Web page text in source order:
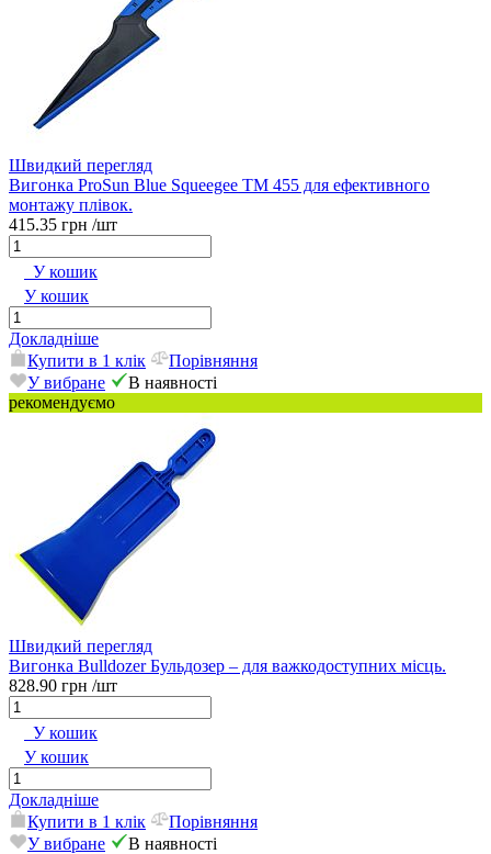
Швидкий перегляд
Вигонка ProSun Blue Squeegee ТМ 455 для ефективного
монтажу плівок.
415.35 грн /шт
У кошик
У кошик
Докладніше
Купити в 1 клік
Порівняння
У вибране
В наявності
рекомендуємо
Швидкий перегляд
Вигонка Bulldozer Бульдозер – для важкодоступних місць.
828.90 грн /шт
У кошик
У кошик
Докладніше
Купити в 1 клік
Порівняння
У вибране
В наявності